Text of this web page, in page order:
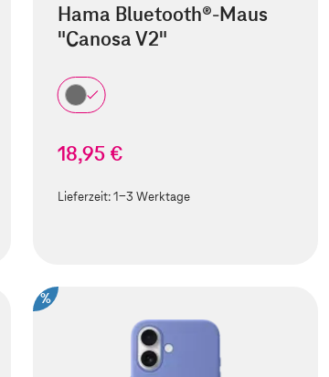
Hama Bluetooth®-Maus
"Canosa V2"
18,95 €
Lieferzeit:1-3 Werktage
%